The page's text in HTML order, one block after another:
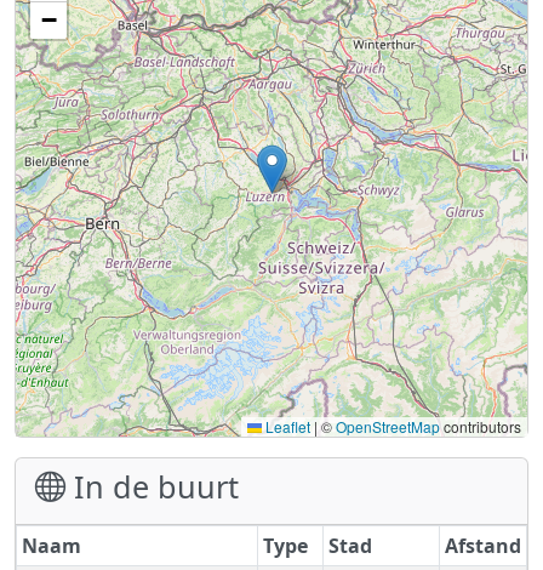
−
Leaflet | ©OpenStreetMapcontributors
In de buurt
Naam Type Stad
Afstand